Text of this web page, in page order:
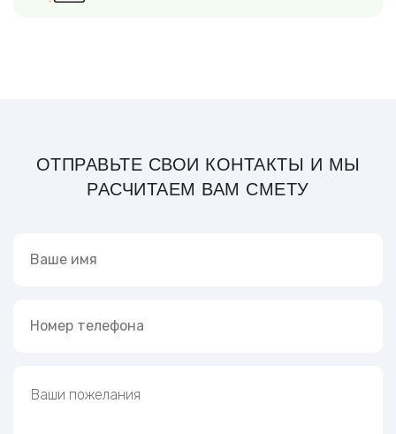
ОТПРАВЬТЕ СВОИ КОНТАКТЫ И МЫ
РАСЧИТАЕМ ВАМ СМЕТУ